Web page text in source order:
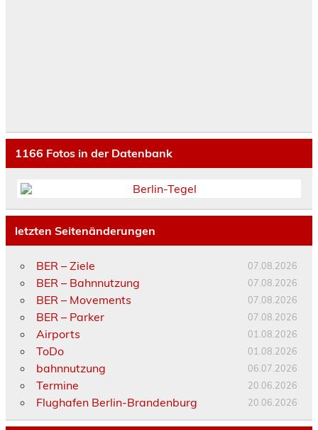
1166 Fotos in der Datenbank
letzten Seitenänderungen
BER – Ziele 07.08.2026
BER – Bahnnutzung 07.08.2026
BER – Movements 07.08.2026
BER – Parker 07.08.2026
Airports 01.08.2026
ToDo 01.08.2026
bahnnutzung 06.07.2026
Termine 20.06.2026
Flughafen Berlin-Brandenburg 20.06.2026